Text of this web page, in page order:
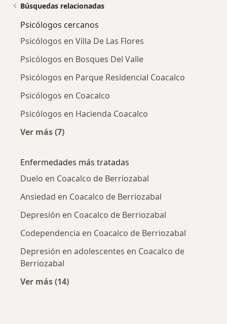
Búsquedas relacionadas
Psicólogos cercanos
Psicólogos en Villa De Las Flores
Psicólogos en Bosques Del Valle
Psicólogos en Parque Residencial Coacalco
Psicólogos en Coacalco
Psicólogos en Hacienda Coacalco
Ver más (7)
Enfermedades más tratadas
Duelo en Coacalco de Berriozabal
Ansiedad en Coacalco de Berriozabal
Depresión en Coacalco de Berriozabal
Codependencia en Coacalco de Berriozabal
Depresión en adolescentes en Coacalco de
Berriozabal
Ver más (14)